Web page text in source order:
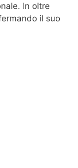
In oltre
il suo